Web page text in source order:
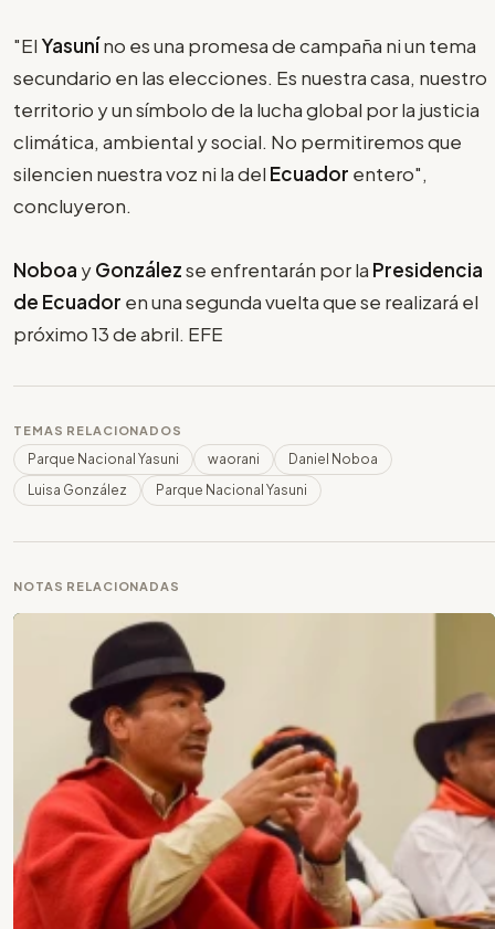
"El Yasuníno es una promesa de campaña ni un tema
secundario en las elecciones. Es nuestra casa, nuestro
territorio y un símbolo de la lucha global por la justicia
climática, ambiental y social. No permitiremos que
silencien nuestra voz ni la del Ecuador entero",
concluyeron.
Noboa yGonzálezse enfrentarán por la Presidencia
de Ecuador en una segunda vuelta que se realizará el
próximo 13 de abril. EFE
TEMAS RELACIONADOS
Parque Nacional Yasuni waorani
Daniel Noboa
Luisa González
Parque Nacional Yasuni
NOTAS RELACIONADAS